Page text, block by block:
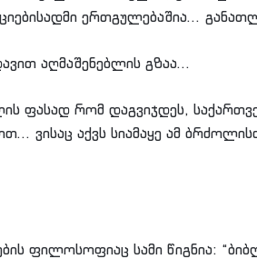
ერთგულებაშია…
აღმაშენებლის გზაა…
ფასად რომ დაგვიჯდეს,
ვისაც აქვს სიამაყე ამ
ფილოსოფიაც სამი წიგნია: